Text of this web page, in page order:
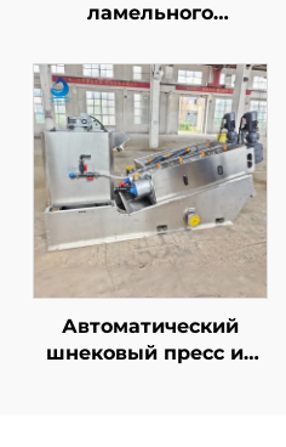
ламельного
оптимизированный
для муниципальных
очистных
сооружений,
экономящий ценное
место при монтаже
Автоматический
шнековый пресс из